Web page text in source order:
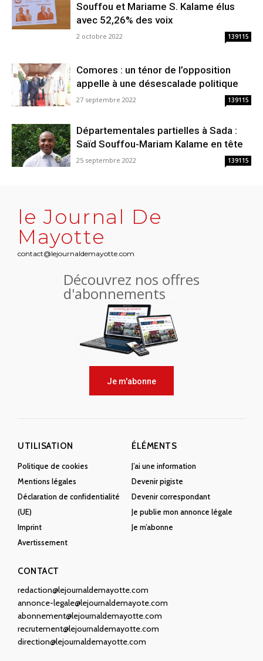
Souffou et Mariame S. Kalame élus
avec 52,26% des voix
2 octobre 2022 139115
Comores : un ténor de l’opposition
appelle à une désescalade politique
27 septembre 2022 139115
Départementales partielles à Sada :
Saïd Souffou-Mariam Kalame en tête
25 septembre 2022 139115
le Journal De
Mayotte
contact@lejournaldemayotte.com
Découvrez nos offres
d'abonnements
Je m'abonne
UTILISATION
Politique de cookies
Mentions légales
Déclaration de confidentialité
(UE)
Imprint
Avertissement
ÉLÉMENTS
J’ai une information
Devenir pigiste
Devenir correspondant
Je publie mon annonce légale
Je m’abonne
CONTACT
redaction@lejournaldemayotte.com
annonce-legale@lejournaldemayote.com
abonnement@lejournaldemayotte.com
recrutement@lejournaldemayotte.com
direction@lejournaldemayotte.com